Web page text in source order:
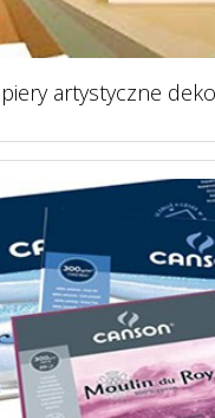
artystyczne